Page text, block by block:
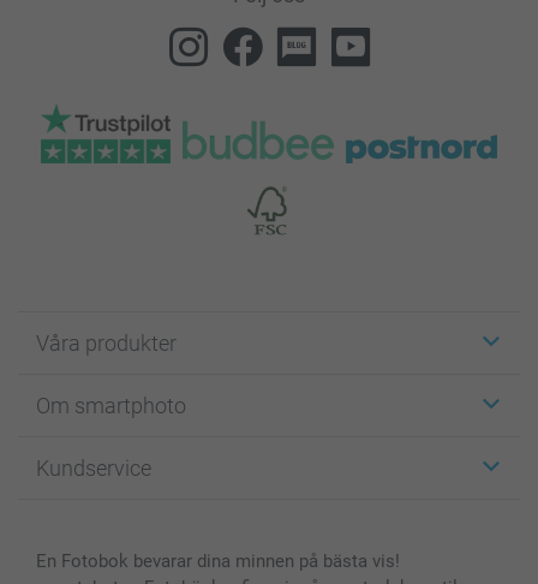
Våra produkter
Fotokort
Fotoböcker
Skal till Mobil & Surfplatta
Om smartphoto
För affiliates
Sitemap
Kundservice
smartbonus
En Fotobok bevarar dina minnen på bästa vis!